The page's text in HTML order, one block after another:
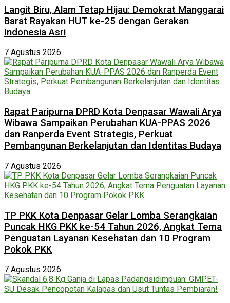
Langit Biru, Alam Tetap Hijau: Demokrat Manggarai
Barat Rayakan HUT ke-25 dengan Gerakan
Indonesia Asri
7 Agustus 2026
Rapat Paripurna DPRD Kota Denpasar Wawali Arya
Wibawa Sampaikan Perubahan KUA-PPAS 2026
dan Ranperda Event Strategis, Perkuat
Pembangunan Berkelanjutan dan Identitas Budaya
7 Agustus 2026
TP PKK Kota Denpasar Gelar Lomba Serangkaian
Puncak HKG PKK ke-54 Tahun 2026, Angkat Tema
Penguatan Layanan Kesehatan dan 10 Program
Pokok PKK
7 Agustus 2026